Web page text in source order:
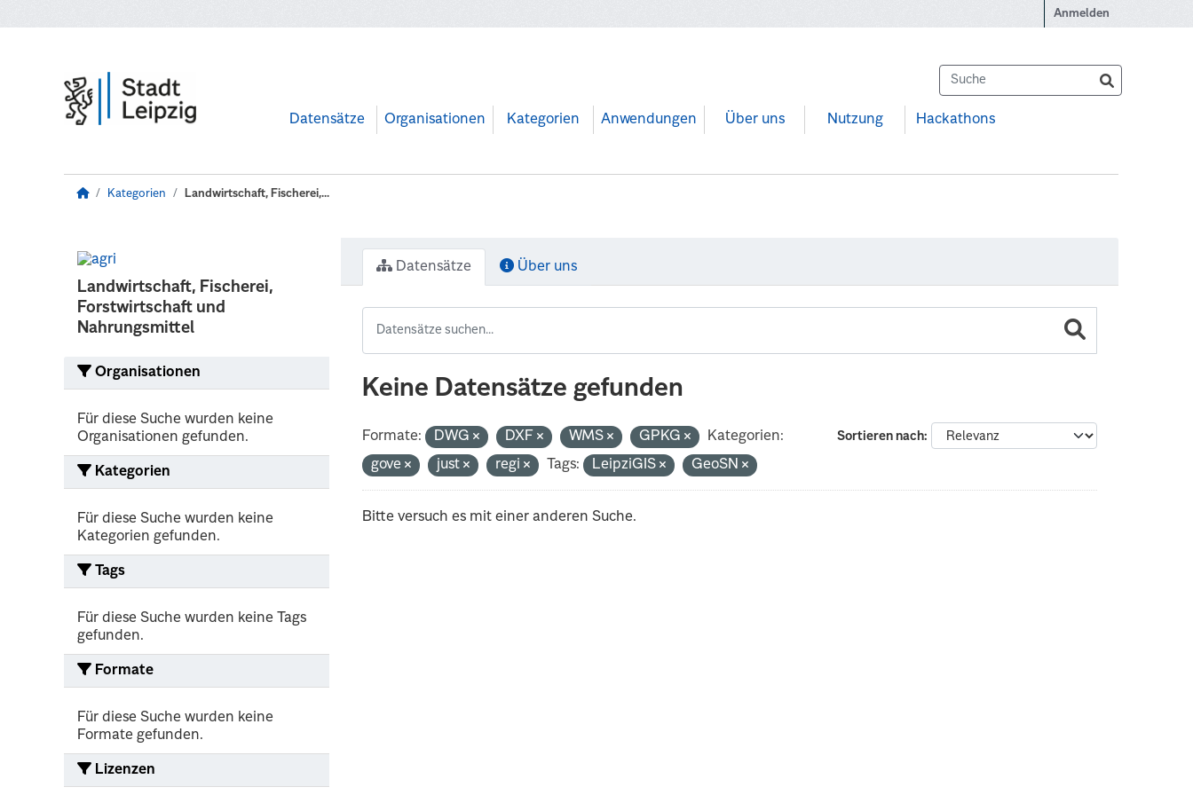
Anmelden
Datensätze Organisationen Kategorien Anwendungen Über uns Nutzung Hackathons
Kategorien Landwirtschaft, Fischerei,...
Landwirtschaft, Fischerei,
Forstwirtschaft und
Nahrungsmittel
Organisationen
Für diese Suche wurden keine
Organisationen gefunden.
Kategorien
Für diese Suche wurden keine
Kategorien gefunden.
Tags
Für diese Suche wurden keine Tags
gefunden.
Formate
Für diese Suche wurden keine
Formate gefunden.
Lizenzen
Datensätze Über uns
Keine Datensätze gefunden
Sortieren nach
Formate: DWG DXF WMS GPKG
Kategorien:
gove
just regi Tags: LeipziGIS GeoSN
Bitte versuch es mit einer anderen Suche.